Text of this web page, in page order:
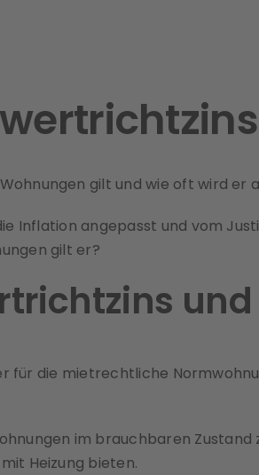
gilt und wie oft wird er
Inflation angepasst und vom
gilt er?
für die mietrechtliche
im brauchbaren Zustand
Heizung bieten.